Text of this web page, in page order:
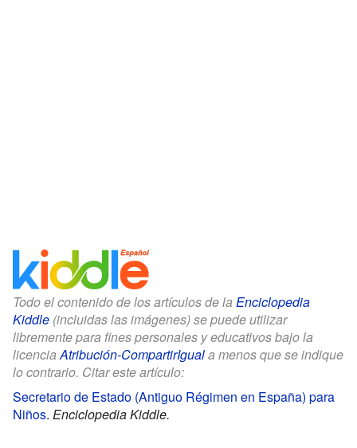
Todo el contenido de los artículos de la Enciclopedia
Kiddle (incluidas las imágenes) se puede utilizar
libremente para fines personales y educativos bajo la
licenciaAtribución-CompartirIguala menos que se indique
lo contrario. Citar este artículo:
Secretario de Estado (Antiguo Régimen en España) para
Niños. Enciclopedia Kiddle.